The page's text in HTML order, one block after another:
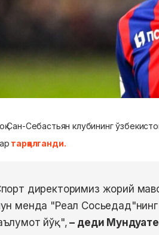
Сан-Себастьян клубининг
тарқалганди.
директоримиз жорий
менда "Реал Сосьедад"нинг
йўқ", – деди